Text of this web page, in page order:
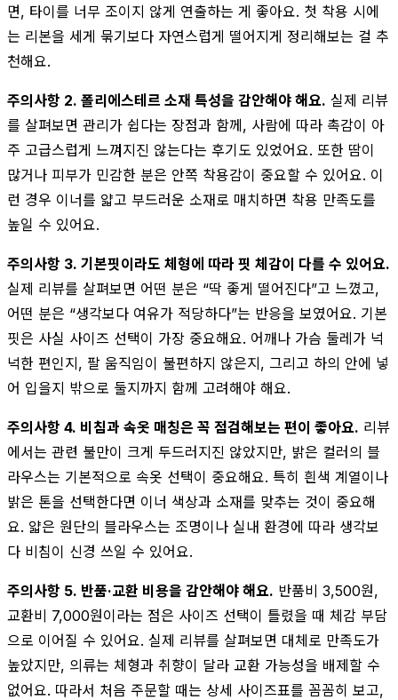
면, 타이를 너무 조이지 않게 연출하는 게 좋아요. 첫 착용 시에
는 리본을 세게 묶기보다 자연스럽게 떨어지게 정리해보는 걸 추
천해요.
주의사항 2. 폴리에스테르 소재 특성을 감안해야 해요. 실제 리뷰
를 살펴보면 관리가 쉽다는 장점과 함께, 사람에 따라 촉감이 아
주 고급스럽게 느껴지진 않는다는 후기도 있었어요. 또한 땀이
많거나 피부가 민감한 분은 안쪽 착용감이 중요할 수 있어요. 이
런 경우 이너를 얇고 부드러운 소재로 매치하면 착용 만족도를
높일 수 있어요.
주의사항 3. 기본핏이라도 체형에 따라 핏 체감이 다를 수 있어요.
실제 리뷰를 살펴보면 어떤 분은 “딱 좋게 떨어진다”고 느꼈고,
어떤 분은 “생각보다 여유가 적당하다”는 반응을 보였어요. 기본
핏은 사실 사이즈 선택이 가장 중요해요. 어깨나 가슴 둘레가 넉
넉한 편인지, 팔 움직임이 불편하지 않은지, 그리고 하의 안에 넣
어 입을지 밖으로 둘지까지 함께 고려해야 해요.
주의사항 4. 비침과 속옷 매칭은 꼭 점검해보는 편이 좋아요. 리뷰
에서는 관련 불만이 크게 두드러지진 않았지만, 밝은 컬러의 블
라우스는 기본적으로 속옷 선택이 중요해요. 특히 흰색 계열이나
밝은 톤을 선택한다면 이너 색상과 소재를 맞추는 것이 중요해
요. 얇은 원단의 블라우스는 조명이나 실내 환경에 따라 생각보
다 비침이 신경 쓰일 수 있어요.
주의사항 5. 반품·교환 비용을 감안해야 해요. 반품비 3,500원,
교환비 7,000원이라는 점은 사이즈 선택이 틀렸을 때 체감 부담
으로 이어질 수 있어요. 실제 리뷰를 살펴보면 대체로 만족도가
높았지만, 의류는 체형과 취향이 달라 교환 가능성을 배제할 수
없어요. 따라서 처음 주문할 때는 상세 사이즈표를 꼼꼼히 보고,